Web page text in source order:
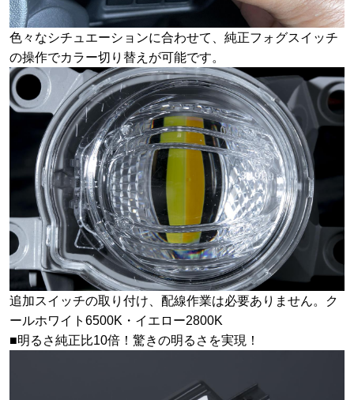
色々なシチュエーションに合わせて、純正フォグスイッチ
の操作でカラー切り替えが可能です。
追加スイッチの取り付け、配線作業は必要ありません。ク
ールホワイト6500K・イエロー2800K
■明るさ純正比10倍！驚きの明るさを実現！